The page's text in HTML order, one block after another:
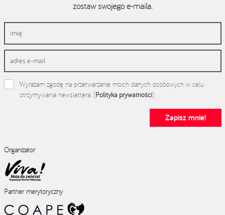
zostaw swojego e-maila.
Wyrażam zgodę na przetwarzanie moich danych osobowych w celu
otrzymywania newslettera. (Polityka prywatności)
Zapisz mnie!
Organizator
Partner merytoryczny